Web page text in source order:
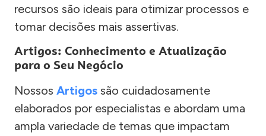
recursos são ideais para otimizar processos e
tomar decisões mais assertivas.
Artigos: Conhecimento e Atualização
para o Seu Negócio
Nossos Artigos são cuidadosamente
elaborados por especialistas e abordam uma
ampla variedade de temas que impactam